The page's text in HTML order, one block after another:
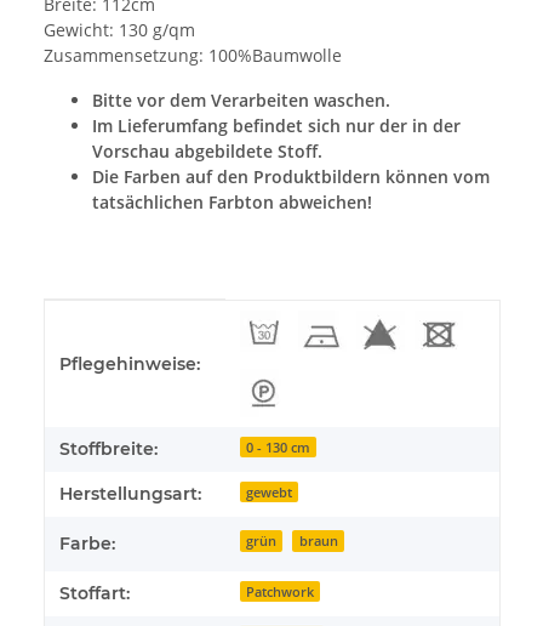
Gewicht: 130 g/qm
Zusammensetzung: 100%Baumwolle
Bitte vor dem Verarbeiten waschen.
Im Lieferumfang befindet sich nur der in der
Vorschau abgebildete Stoff.
Die Farben auf den Produktbildern können vom
tatsächlichen Farbton abweichen!
Pflegehinweise:
Stoffbreite: 0 - 130 cm
Herstellungsart: gewebt
Farbe: grün braun
Stoffart: Patchwork